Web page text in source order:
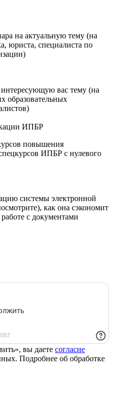
на актуальную тему (на
юриста, специалиста по
интересующую вас тему (на
образовательных
ИПБР
повышения
ИПБР с нулевого
системы электронной
как она сэкономит
с документами
вы даете согласие
Подробнее об обработке